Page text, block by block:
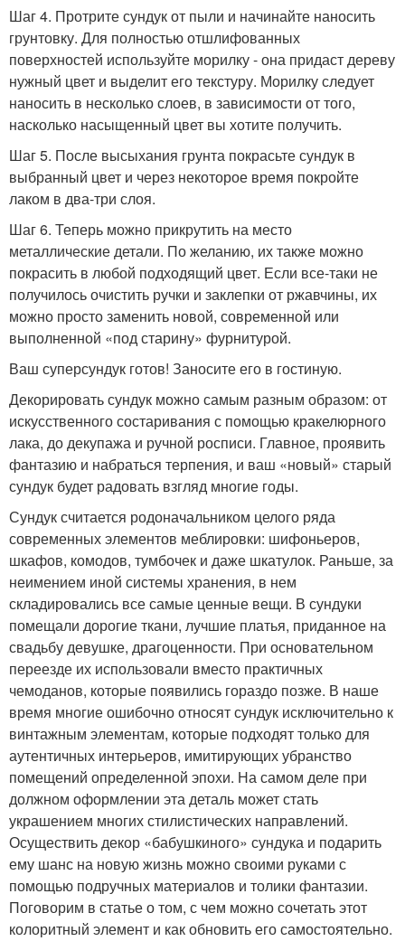
Шаг 4. Протрите сундук от пыли и начинайте наносить
грунтовку. Для полностью отшлифованных
поверхностей используйте морилку - она придаст дереву
нужный цвет и выделит его текстуру. Морилку следует
наносить в несколько слоев, в зависимости от того,
насколько насыщенный цвет вы хотите получить.
Шаг 5. После высыхания грунта покрасьте сундук в
выбранный цвет и через некоторое время покройте
лаком в два-три слоя.
Шаг 6. Теперь можно прикрутить на место
металлические детали. По желанию, их также можно
покрасить в любой подходящий цвет. Если все-таки не
получилось очистить ручки и заклепки от ржавчины, их
можно просто заменить новой, современной или
выполненной «под старину» фурнитурой.
Ваш суперсундук готов! Заносите его в гостиную.
Декорировать сундук можно самым разным образом: от
искусственного состаривания с помощью кракелюрного
лака, до декупажа и ручной росписи. Главное, проявить
фантазию и набраться терпения, и ваш «новый» старый
сундук будет радовать взгляд многие годы.
Сундук считается родоначальником целого ряда
современных элементов меблировки: шифоньеров,
шкафов, комодов, тумбочек и даже шкатулок. Раньше, за
неимением иной системы хранения, в нем
складировались все самые ценные вещи. В сундуки
помещали дорогие ткани, лучшие платья, приданное на
свадьбу девушке, драгоценности. При основательном
переезде их использовали вместо практичных
чемоданов, которые появились гораздо позже. В наше
время многие ошибочно относят сундук исключительно к
винтажным элементам, которые подходят только для
аутентичных интерьеров, имитирующих убранство
помещений определенной эпохи. На самом деле при
должном оформлении эта деталь может стать
украшением многих стилистических направлений.
Осуществить декор «бабушкиного» сундука и подарить
ему шанс на новую жизнь можно своими руками с
помощью подручных материалов и толики фантазии.
Поговорим в статье о том, с чем можно сочетать этот
колоритный элемент и как обновить его самостоятельно.